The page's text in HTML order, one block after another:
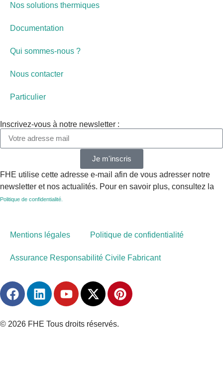
Nos solutions thermiques
Documentation
Qui sommes-nous ?
Nous contacter
Particulier
Inscrivez-vous à notre newsletter :
Je m'inscris
FHE utilise cette adresse e-mail afin de vous adresser notre
newsletter et nos actualités. Pour en savoir plus, consultez la
Politique de confidentialité.
Mentions légales Politique de confidentialité
Assurance Responsabilité Civile Fabricant
© 2026 FHE Tous droits réservés.